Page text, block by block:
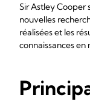
Sir Astley Cooper
nouvelles
réalisées et les
connaissances